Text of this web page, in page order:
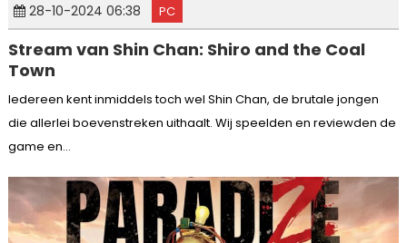
28-10-2024 06:38 PC
Stream van Shin Chan: Shiro and the Coal
Town
Iedereen kent inmiddels toch wel Shin Chan, de brutale jongen
die allerlei boevenstreken uithaalt. Wij speelden en reviewden de
game en...